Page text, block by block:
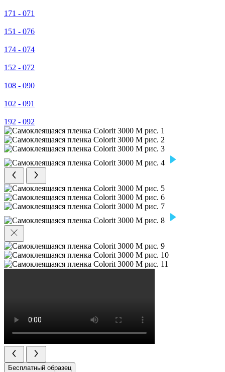
171 - 071
151 - 076
174 - 074
152 - 072
108 - 090
102 - 091
192 - 092
Бесплатный образец